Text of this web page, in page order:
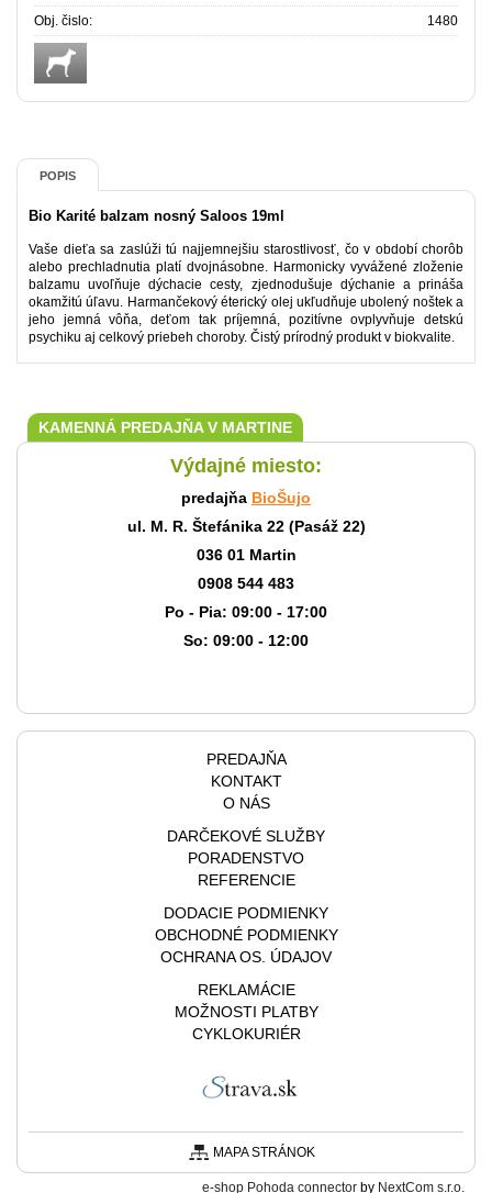
Obj. čislo:
1480
POPIS
Bio Karité balzam nosný Saloos 19ml
Vaše dieťa sa zaslúži tú najjemnejšiu starostlivosť, čo v období chorôb
alebo prechladnutia platí dvojnásobne. Harmonicky vyvážené zloženie
balzamu uvoľňuje dýchacie cesty, zjednodušuje dýchanie a prináša
okamžitú úľavu. Harmančekový éterický olej ukľudňuje ubolený noštek a
jeho jemná vôňa, deťom tak príjemná, pozitívne ovplyvňuje detskú
psychiku aj celkový priebeh choroby. Čistý prírodný produkt v biokvalite.
KAMENNÁ PREDAJŇA V MARTINE
Výdajné miesto:
predajňa BioŠujo
ul. M. R. Štefánika 22 (Pasáž 22)
036 01 Martin
0908 544 483
Po - Pia: 09:00 - 17:00
So: 09:00 - 12:00
PREDAJŇA
KONTAKT
O NÁS
DARČEKOVÉ SLUŽBY
PORADENSTVO
REFERENCIE
DODACIE PODMIENKY
OBCHODNÉ PODMIENKY
OCHRANA OS. ÚDAJOV
REKLAMÁCIE
MOŽNOSTI PLATBY
CYKLOKURIÉR
MAPA STRÁNOK
e-shop Pohoda connector by NextCom s.r.o.